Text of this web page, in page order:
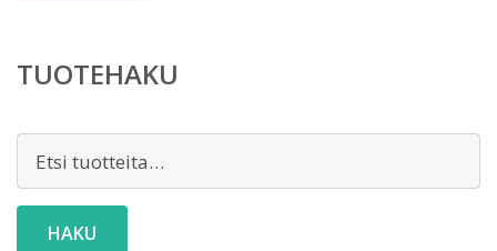
TUOTEHAKU
HAKU